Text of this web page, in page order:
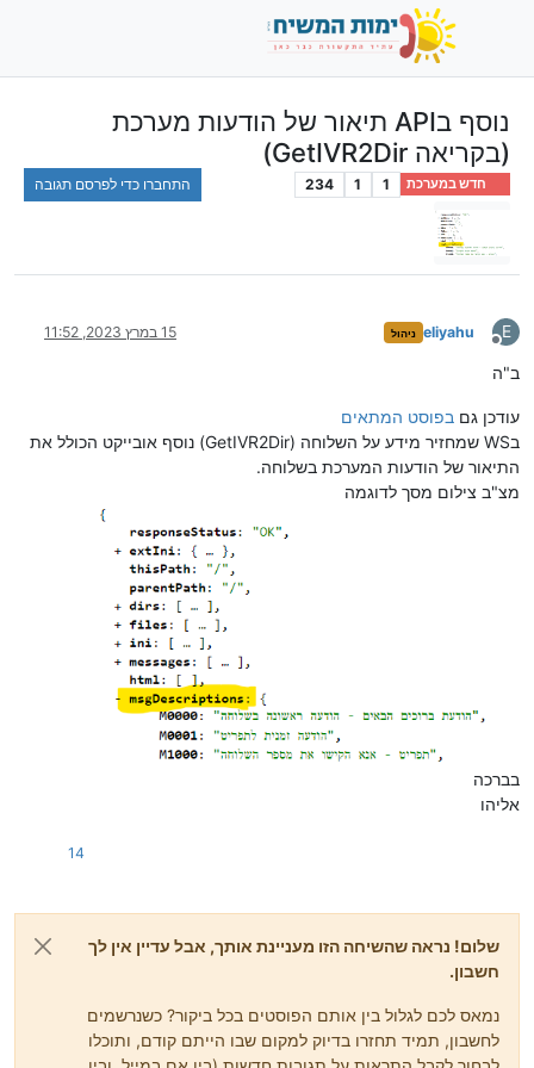
נוסף בAPI תיאור של הודעות מערכת
(בקריאה GetIVR2Dir)
חדש במערכת 1
1
234 התחברו כדי לפרסם תגובה
E
מנותק
eliyahu ניהול 15 במרץ 2023, 11:52
ב"ה
עודכן גם בפוסט המתאים
בWS שמחזיר מידע על השלוחה (GetIVR2Dir) נוסף אובייקט הכולל את
התיאור של הודעות המערכת בשלוחה.
מצ"ב צילום מסך לדוגמה
בברכה
אליהו
14
שלום! נראה שהשיחה הזו מעניינת אותך, אבל עדיין אין לך
חשבון.
נמאס לכם לגלול בין אותם הפוסטים בכל ביקור? כשנרשמים
לחשבון, תמיד תחזרו בדיוק למקום שבו הייתם קודם, ותוכלו